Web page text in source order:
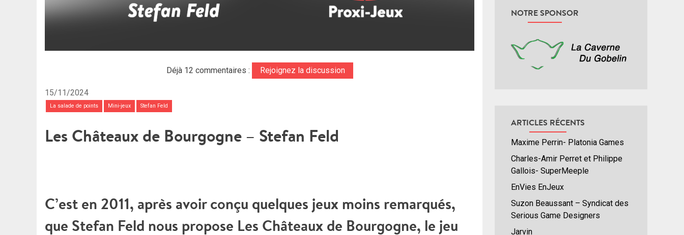
Déjà 12 commentaires : Rejoignez la discussion
15/11/2024
La salade de points Mini-jeux Stefan Feld
Les Châteaux de Bourgogne – Stefan Feld
C’est en 2011, après avoir conçu quelques jeux moins remarqués,
que Stefan Feld nous propose Les Châteaux de Bourgogne, le jeu
NOTRE SPONSOR
ARTICLES RÉCENTS
Maxime Perrin- Platonia Games
Charles-Amir Perret et Philippe
Gallois- SuperMeeple
EnVies EnJeux
Suzon Beaussant – Syndicat des
Serious Game Designers
Jarvin